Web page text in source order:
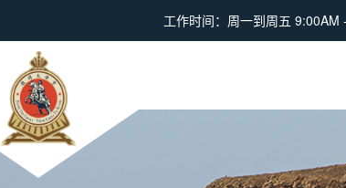
工作时间：周一到周五 9:00AM